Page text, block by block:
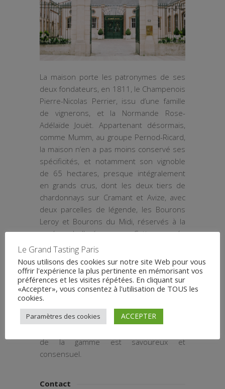
La maison porte les patronymes de ses
deux fondateurs, en 1811, le Champenois
Pierre-Nicolas Perrier, issu d’une famille
de vignerons, et la Normande Rose-
Adélaïde Jouët. Appartenant désormais,
comme Mumm, au groupe Pernod-Ricard,
la maison n’en a pas moins conservé ses
spécificités, et notamment son vignoble
de 65 hectares, presque intégralement
en grands crus, dont les deux tiers de
chardonnays sur Cramant et Avize, avec
deux parcelles de légende, les Bourons
Leroy et Bourons du Midi, réservés à la
cuvée belle-époque. Cette cuvée
prestigieuse, lancée en 1969 (avec le
premier millésime 1964) doit une partie
de sa célébrité à son élégante sérigraphie
aux anémones, qui furent dessinées en
1902 par Émile Gallé, chef de file de l’Art
blanc de blancs, belle-époque offre une
de la gamme est savoureux et
consensuel.
Contact
Le Grand Tasting Paris
Nous utilisons des cookies sur notre site Web pour vous
offrir l'expérience la plus pertinente en mémorisant vos
préférences et les visites répétées. En cliquant sur
«Accepter», vous consentez à l'utilisation de TOUS les
cookies.
Paramètres des cookies ACCEPTER